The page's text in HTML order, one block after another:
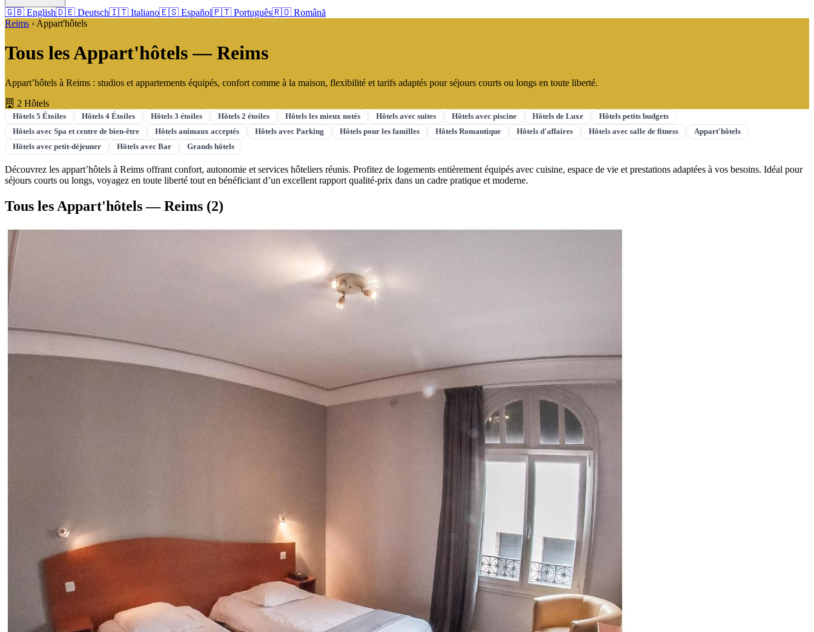
🇬🇧 English🇩🇪 Deutsch🇮🇹 Italiano🇪🇸 Español🇵🇹 Português🇷🇴 Română
Reims › Appart'hôtels
Tous les Appart'hôtels — Reims
Appart’hôtels à Reims : studios et appartements équipés, confort comme à la maison, flexibilité et tarifs adaptés pour séjours courts ou longs en toute liberté.
2 Hôtels
Hôtels 5 Étoiles Hôtels 4 Étoiles Hôtels 3 étoiles Hôtels 2 étoiles Hôtels les mieux notés Hôtels avec suites Hôtels avec piscine Hôtels de Luxe
Hôtels petits budgets
Hôtels avec Spa et centre de bien-être
Hôtels animaux acceptés Hôtels avec Parking Hôtels pour les familles Hôtels Romantique Hôtels d'affaires Hôtels avec salle de fitness
Appart'hôtels
Hôtels avec petit-déjeuner
Hôtels avec Bar Grands hôtels
Découvrez les appart’hôtels à Reims offrant confort, autonomie et services hôteliers réunis. Profitez de logements entièrement équipés avec cuisine, espace de vie et prestations adaptées à vos besoins. Idéal pour
séjours courts ou longs, voyagez en toute liberté tout en bénéficiant d’un excellent rapport qualité-prix dans un cadre pratique et moderne.
Tous les Appart'hôtels — Reims (2)